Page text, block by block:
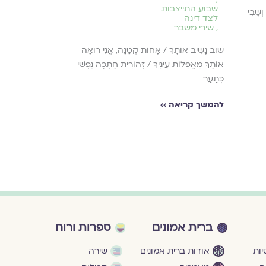
שבוע התייצבות
לצד דינה
, שירי משבר
שׁוֹב נָשִׁיב אוֹתָךְ / אָחוֹת קְטַנָּה, אֲנִי רוֹאָה
אוֹתָךְ מֵאֲפֵלוֹת עֵינַיִךְ / זְהוֹרִית חָתְכָה נַפְשִׁי
כְּתַעַר
להמשך קריאה ››
ברית אמונים
אודות ברית אמונים
ספרות ורוח
שירה